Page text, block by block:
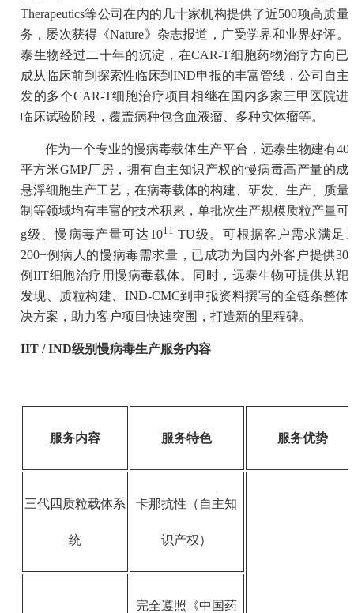
Therapeutics等公司在内的几十家机构提供了近500项高质量
务，屡次获得《Nature》杂志报道，广受学界和业界好评。
泰生物经过二十年的沉淀，在CAR-T细胞药物治疗方向已
成从临床前到探索性临床到IND申报的丰富管线，公司自主
发的多个CAR-T细胞治疗项目相继在国内多家三甲医院进
临床试验阶段，覆盖病种包含血液瘤、多种实体瘤等。
作为一个专业的慢病毒载体生产平台，远泰生物建有
平方米GMP厂房，拥有自主知识产权的慢病毒高产量的成
悬浮细胞生产工艺，在病毒载体的构建、研发、生产、质量
制等领域均有丰富的技术积累，单批次生产规模质粒产量可
g级、慢病毒产量可达1011 TU级。可根据客户需求满足
200+例病人的慢病毒需求量，已成功为国内外客户提供
例IIT细胞治疗用慢病毒载体。同时，远泰生物可提供从靶
发现、质粒构建、IND-CMC到申报资料撰写的全链条整体
决方案，助力客户项目快速突围，打造新的里程碑。
IIT / IND级别慢病毒生产服务内容
服务内容 服务特色 服务优势
三代四质粒载体系
统
卡那抗性（自主知
识产权）
完全遵照《中国药